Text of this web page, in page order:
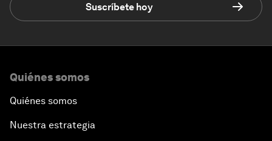
Suscríbete hoy
Quiénes somos
Quiénes somos
Nuestra estrategia